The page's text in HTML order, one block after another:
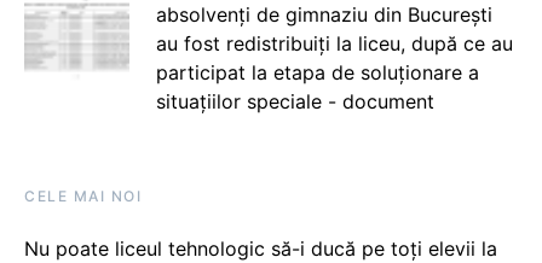
absolvenți de gimnaziu din București
au fost redistribuiți la liceu, după ce au
participat la etapa de soluționare a
situațiilor speciale - document
CELE MAI NOI
Nu poate liceul tehnologic să-i ducă pe toți elevii la